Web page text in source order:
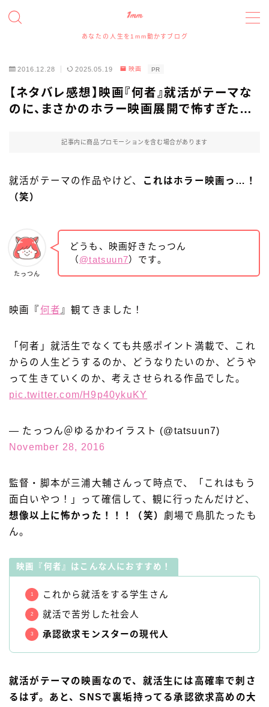
あなたの人生を1mm動かすブログ
アイコン、アイキャッチイラスト、ヘッダー、図解イラ
スポンサー、記事寄稿、記事広告、レビュー等のご依
頼について
お問い合わせフォーム
2016.12.28 2025.05.19 映画 PR
【ネタバレ感想】映画『何者』就活がテーマな
のに、まさかのホラー映画展開で怖すぎた…
記事内に商品プロモーションを含む場合があります
就活がテーマの作品やけど、
これはホラー映画っ…！
（笑）
たっつん
どうも、映画好きたっつん
（ @tatsuun7）です。
映画『何者』観てきました！
「何者」就活生でなくても共感ポイント満載で、これ
からの人生どうするのか、どうなりたいのか、どうや
って生きていくのか、考えさせられる作品でした。
pic.twitter.com/H9p40ykuKY
— たっつん＠ゆるかわイラスト (@tatsuun7)
November 28, 2016
監督・脚本が三浦大輔さんって時点で、「これはもう
面白いやつ！」って確信して、観に行ったんだけど、
想像以上に怖かった！！！（笑） 劇場で鳥肌たったも
ん。
映画『何者』はこんな人におすすめ！
これから就活をする学生さん
就活で苦労した社会人
承認欲求モンスターの現代人
就活がテーマの映画なので、就活生には高確率で刺さ
るはず。あと、SNSで裏垢持ってる承認欲求高めの大